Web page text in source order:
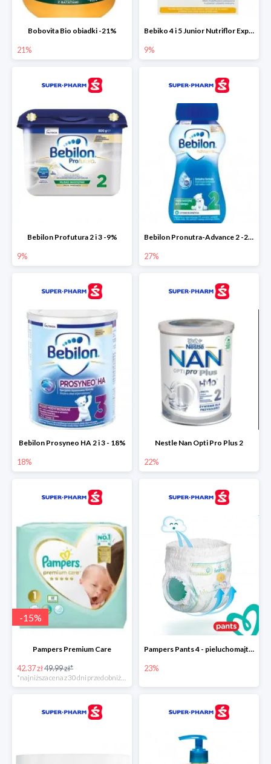
Bobovita Bio obiadki -21%
21%
Bebiko 4 i 5 Junior Nutriflor Expert -9%
9%
Bebilon Profutura 2 i 3 -9%
9%
Bebilon Pronutra-Advance 2 -27%
27%
Bebilon Prosyneo HA 2 i 3 - 18%
18%
Nestle Nan Opti Pro Plus 2
22%
-15%
Pampers Premium Care
42.37 zł49.99 zł*
Pampers Pants 4 - pieluchomajtki dla dzieci (9-15kg)
23%